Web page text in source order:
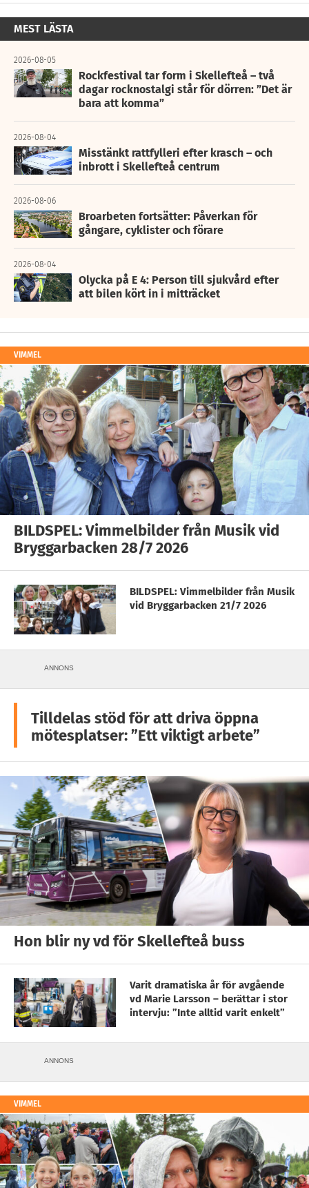
MEST LÄSTA
2026-08-05
Rockfestival tar form i Skellefteå – två
dagar rocknostalgi står för dörren: ”Det är
bara att komma”
2026-08-04
Misstänkt rattfylleri efter krasch – och
inbrott i Skellefteå centrum
2026-08-06
Broarbeten fortsätter: Påverkan för
gångare, cyklister och förare
2026-08-04
Olycka på E 4: Person till sjukvård efter
att bilen kört in i mitträcket
VIMMEL
BILDSPEL: Vimmelbilder från Musik vid
Bryggarbacken 28/7 2026
BILDSPEL: Vimmelbilder från Musik
vid Bryggarbacken 21/7 2026
ANNONS
Tilldelas stöd för att driva öppna
mötesplatser: ”Ett viktigt arbete”
Hon blir ny vd för Skellefteå buss
Varit dramatiska år för avgående
vd Marie Larsson – berättar i stor
intervju: ”Inte alltid varit enkelt”
ANNONS
VIMMEL